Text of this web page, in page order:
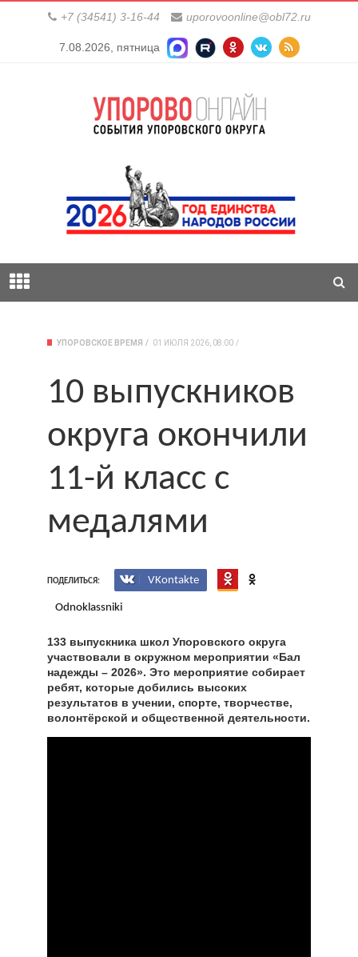
+7 (34541) 3-16-44 uporovoonline@obl72.ru
7.08.2026, пятница
УПОРОВСКОЕ ВРЕМЯ 01 ИЮЛЯ 2026, 08:00
10 выпускников
округа окончили
11-й класс с
медалями
ПОДЕЛИТЬСЯ: VKontakte
Odnoklassniki
133 выпускника школ Упоровского округа
участвовали в окружном мероприятии «Бал
надежды – 2026». Это мероприятие собирает
ребят, которые добились высоких
результатов в учении, спорте, творчестве,
волонтёрской и общественной деятельности.